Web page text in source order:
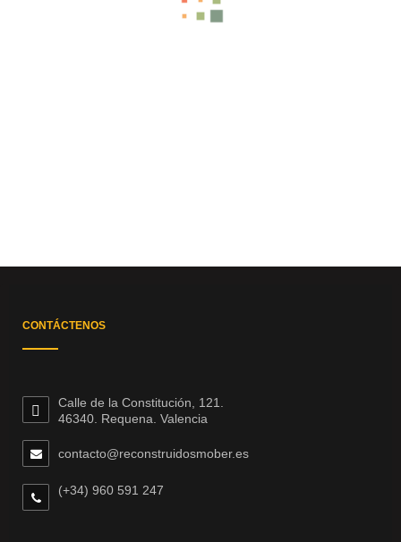
CONTÁCTENOS
Calle de la Constitución, 121.
46340. Requena. Valencia
contacto@reconstruidosmober.es
(+34) 960 591 247